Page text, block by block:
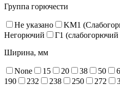
Группа горючести
Не указано KM1
Негорючий
Г1 (слабогорючий
Ширина, мм
None 15 20 38 50
190
232 238 250 272